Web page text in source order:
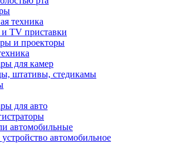
техника
TV приставки
и проекторы
для камер
штативы, стедикамы
для авто
автомобильные
устройство автомобильное